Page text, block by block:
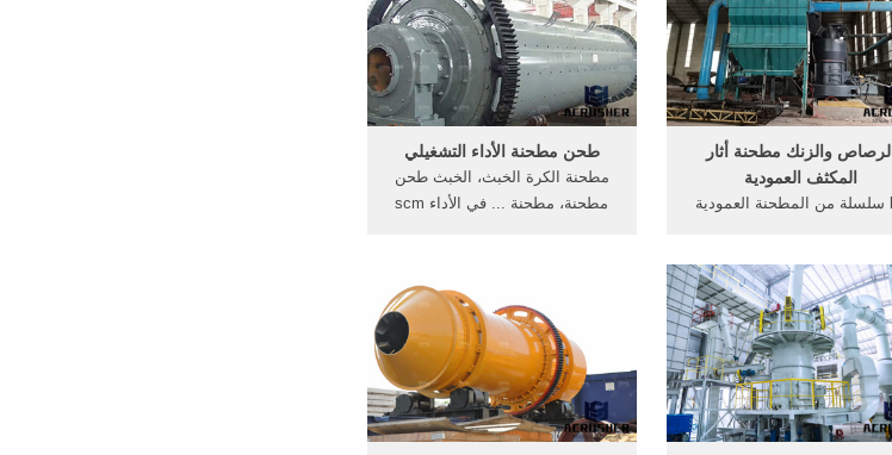
طحن مطحنة الأداء التشغيلي
مطحنة الكرة الخبث، الخبث طحن
مطحنة، مطحنة ... في الأداء scm
الرصاص والزنك مطحنة أثار
المكثف العمودية
lm سلسلة من المطحنة العمودية
مطحنة طحن ...